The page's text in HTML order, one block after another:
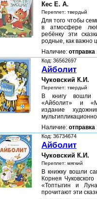
Кес Е. А.
Переплет: твердый
Для того чтобы
в атмосфере
ребёнку эти
родные, как важно
Наличие: отправка
Код: 36562697
Айболит
Чуковский К.И.
Переплет: твердый
В книгу вошли
«Айболит» и
издание
Наличие: отправка
Код: 36734674
Айболит
Чуковский К.И.
Переплет: мягкий
В книжку вошли
Корнея
«Топтыгин и
прочитают эти